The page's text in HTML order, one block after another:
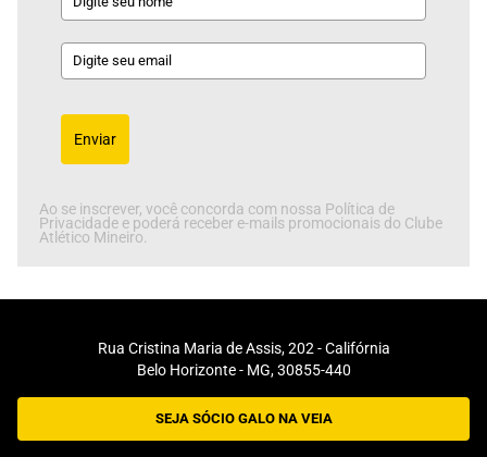
Enviar
Ao se inscrever, você concorda com nossa Política de
Privacidade e poderá receber e-mails promocionais do Clube
Atlético Mineiro.
Rua Cristina Maria de Assis, 202 - Califórnia
Belo Horizonte - MG, 30855-440
SEJA SÓCIO GALO NA VEIA